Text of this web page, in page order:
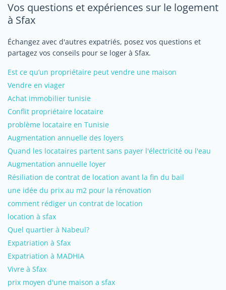
Vos questions et expériences sur le logement
à Sfax
Échangez avec d'autres expatriés, posez vos questions et
partagez vos conseils pour se loger à Sfax.
Est ce qu’un propriétaire peut vendre une maison
Vendre en viager
Achat immobilier tunisie
Conflit propriétaire locataire
problème locataire en Tunisie
Augmentation annuelle des loyers
Quand les locataires partent sans payer l'électricité ou l'eau
Augmentation annuelle loyer
Résiliation de contrat de location avant la fin du bail
une idée du prix au m2 pour la rénovation
comment rédiger un contrat de location
location à sfax
Quel quartier à Nabeul?
Expatriation à Sfax
Expatriation à MADHIA
Vivre à Sfax
prix moyen d'une maison a sfax